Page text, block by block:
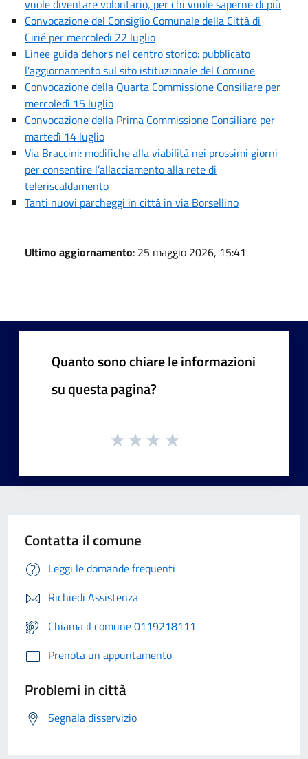
vuole diventare volontario, per chi vuole saperne di più
Convocazione del Consiglio Comunale della Città di
Cirié per mercoledì 22 luglio
Linee guida dehors nel centro storico: pubblicato
l’aggiornamento sul sito istituzionale del Comune
Convocazione della Quarta Commissione Consiliare per
mercoledì 15 luglio
Convocazione della Prima Commissione Consiliare per
martedì 14 luglio
Via Braccini: modifiche alla viabilità nei prossimi giorni
per consentire l’allacciamento alla rete di
teleriscaldamento
Tanti nuovi parcheggi in città in via Borsellino
Ultimo aggiornamento: 25 maggio 2026, 15:41
Quanto sono chiare le informazioni
su questa pagina?
Contatta il comune
Leggi le domande frequenti
Richiedi Assistenza
Chiama il comune 0119218111
Prenota un appuntamento
Problemi in città
Segnala disservizio